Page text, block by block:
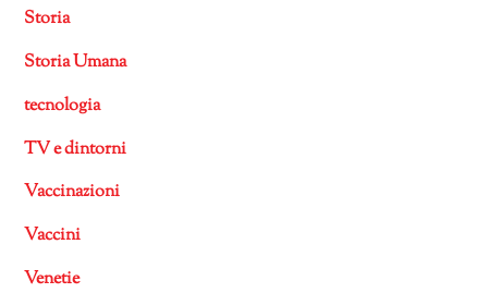
Storia
Storia Umana
tecnologia
TV e dintorni
Vaccinazioni
Vaccini
Venetie